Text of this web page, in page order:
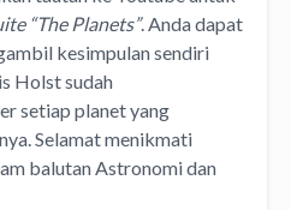
“The Planets”. Anda dapat
kesimpulan sendiri
Holst sudah
setiap planet yang
Selamat menikmati
balutan Astronomi dan